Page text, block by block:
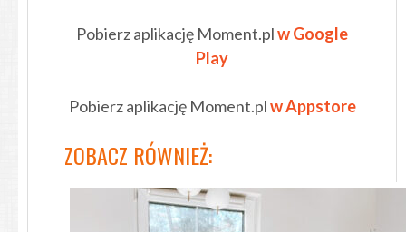
Pobierz aplikację Moment.plw Google
Play
Pobierz aplikację Moment.plw Appstore
ZOBACZ RÓWNIEŻ: